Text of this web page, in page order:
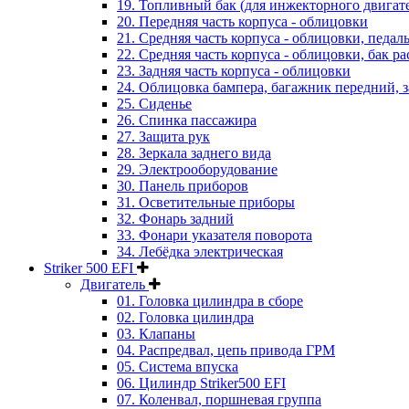
19. Топливный бак (для инжекторного
20. Передняя часть корпуса - облицовки
21. Средняя часть корпуса - облицовки,
22. Средняя часть корпуса - облицовки, бак
23. Задняя часть корпуса - облицовки
24. Облицовка бампера, багажник передний,
25. Сиденье
26. Спинка пассажира
27. Защита рук
28. Зеркала заднего вида
29. Электрооборудование
30. Панель приборов
31. Oсветительные приборы
32. Фонарь задний
33. Фонари указателя поворота
34. Лебёдка электрическая
Striker 500 EFI
Двигатель
01. Головка цилиндра в сборе
02. Головка цилиндра
03. Клапаны
04. Распредвал, цепь привода ГРМ
05. Система впуска
06. Цилиндр Striker500 EFI
07. Коленвал, поршневая группа